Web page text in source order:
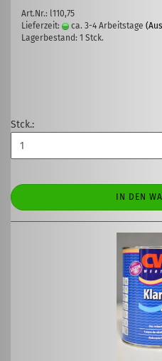
Art.Nr.: l110,75
Lieferzeit:
ca. 3-4 Arbeitstage
Lagerbestand: 1 Stck.
Stck.:
IN DEN